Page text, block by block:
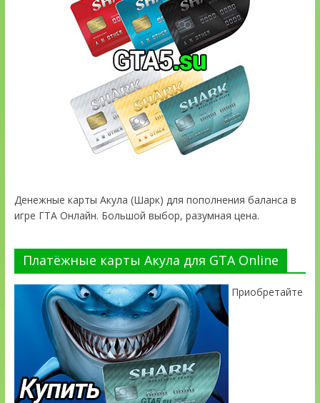
Денежные карты Акула (Шарк) для пополнения баланса в
игре ГТА Онлайн. Большой выбор, разумная цена.
Платёжные карты Акула для GTA Online
Приобретайте